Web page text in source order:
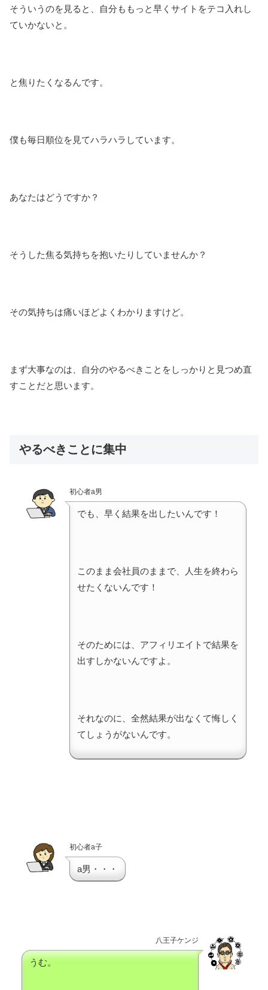
そういうのを見ると、自分ももっと早くサイトをテコ入れし
ていかないと。
と焦りたくなるんです。
僕も毎日順位を見てハラハラしています。
あなたはどうですか？
そうした焦る気持ちを抱いたりしていませんか？
その気持ちは痛いほどよくわかりますけど。
まず大事なのは、自分のやるべきことをしっかりと見つめ直
すことだと思います。
やるべきことに集中
初心者a男
でも、早く結果を出したいんです！
このまま会社員のままで、人生を終わら
せたくないんです！
そのためには、アフィリエイトで結果を
出すしかないんですよ。
それなのに、全然結果が出なくて悔しく
てしょうがないんです。
初心者a子
a男・・・
八王子ケンジ
うむ。